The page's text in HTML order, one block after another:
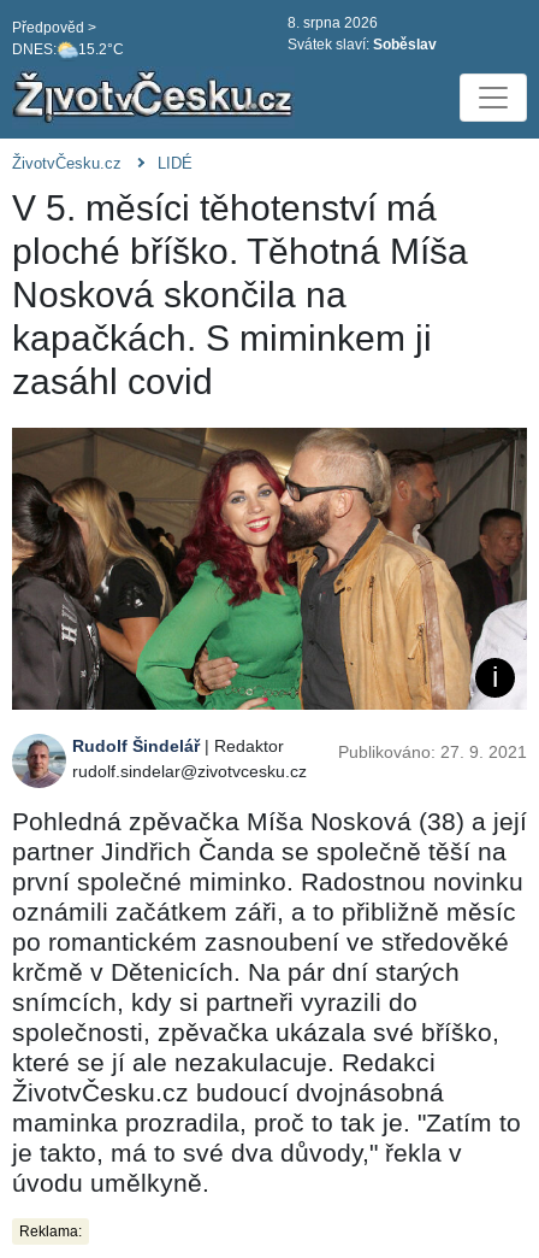
DNES: 15.2°C
Předpověd >
8. srpna 2026
Svátek slaví: Soběslav
ŽivotvČesku.cz LIDÉ
V 5. měsíci těhotenství má
ploché bříško. Těhotná Míša
Nosková skončila na
kapačkách. S miminkem ji
zasáhl covid
Rudolf Šindelář| Redaktor
rudolf.sindelar@zivotvcesku.cz
Publikováno: 27. 9. 2021
Pohledná zpěvačka Míša Nosková (38) a její
partner Jindřich Čanda se společně těší na
první společné miminko. Radostnou novinku
oznámili začátkem záři, a to přibližně měsíc
po romantickém zasnoubení ve středověké
krčmě v Dětenicích. Na pár dní starých
snímcích, kdy si partneři vyrazili do
společnosti, zpěvačka ukázala své bříško,
které se jí ale nezakulacuje. Redakci
ŽivotvČesku.cz budoucí dvojnásobná
maminka prozradila, proč to tak je. "Zatím to
je takto, má to své dva důvody," řekla v
úvodu umělkyně.
Reklama: